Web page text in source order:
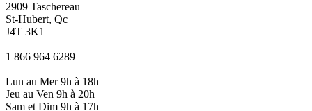
2909 Taschereau
St-Hubert, Qc
J4T 3K1
1 866 964 6289
Lun au Mer 9h à 18h
Jeu au Ven 9h à 20h
Sam et Dim 9h à 17h